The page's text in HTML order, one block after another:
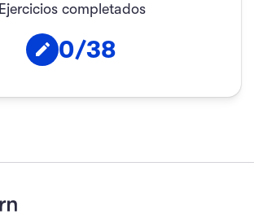
Ejercicios completados
0/38